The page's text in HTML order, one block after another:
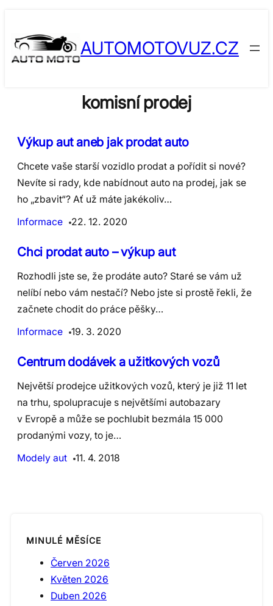
content
AUTOMOTOVUZ.CZ
komisní prodej
Výkup aut aneb jak prodat auto
Chcete vaše starší vozidlo prodat a pořídit si nové?
Nevíte si rady, kde nabídnout auto na prodej, jak se
ho „zbavit“? Ať už máte jakékoliv…
Informace
22. 12. 2020
Chci prodat auto – výkup aut
Rozhodli jste se, že prodáte auto? Staré se vám už
nelíbí nebo vám nestačí? Nebo jste si prostě řekli, že
začnete chodit do práce pěšky…
Informace
19. 3. 2020
​Centrum dodávek a užitkových vozů
Největší prodejce užitkových vozů, který je již 11 let
na trhu, spolupracuje s největšími autobazary
v Evropě a může se pochlubit bezmála 15 000
prodanými vozy, to je…
Modely aut
11. 4. 2018
MINULÉ MĚSÍCE
Červen 2026
Květen 2026
Duben 2026